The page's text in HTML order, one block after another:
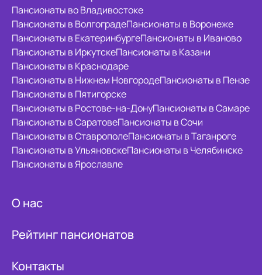
Пансионаты во Владивостоке
Пансионаты в ВолгоградеПансионаты в Воронеже
Пансионаты в ЕкатеринбургеПансионаты в Иваново
Пансионаты в ИркутскеПансионаты в Казани
Пансионаты в Краснодаре
Пансионаты в Нижнем НовгородеПансионаты в Пензе
Пансионаты в Пятигорске
Пансионаты в Ростове-на-ДонуПансионаты в Самаре
Пансионаты в СаратовеПансионаты в Сочи
Пансионаты в СтаврополеПансионаты в Таганроге
Пансионаты в УльяновскеПансионаты в Челябинске
Пансионаты в Ярославле
О нас
Рейтинг пансионатов
Контакты